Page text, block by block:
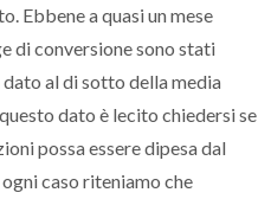
Ebbene a quasi un mese
di conversione sono stati
al di sotto della media
dato è lecito chiedersi se
possa essere dipesa dal
caso riteniamo che